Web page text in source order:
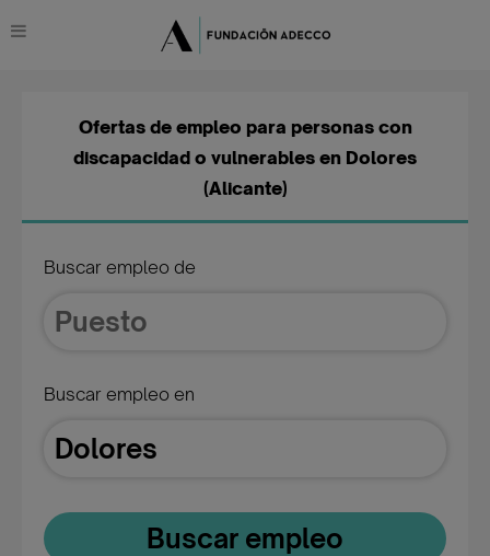
Buscar empleo de
Buscar empleo en
Buscar empleo
Ofertas de empleo para personas con
discapacidad o vulnerables en Dolores
(Alicante)